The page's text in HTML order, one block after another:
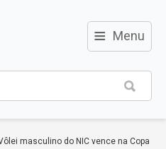
≡ Menu
masculino do NIC vence na Copa